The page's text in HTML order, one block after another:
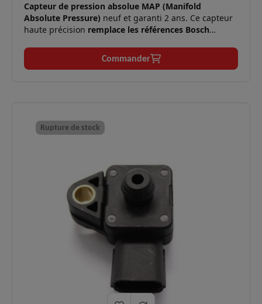
Capteur de pression absolue MAP (Manifold
Absolute Pressure) neuf et garanti 2 ans. Ce capteur
haute précision remplace les références Bosch
mesure de la pression d'admission sur de nombreux
moteurs essence.
Symptômes
résolus :
surconsommation, ralenti instable,
d'admission.
LogistiqueEn stock, expédition immédiate,
livraison express 48h.
Commander
Rupture de stock